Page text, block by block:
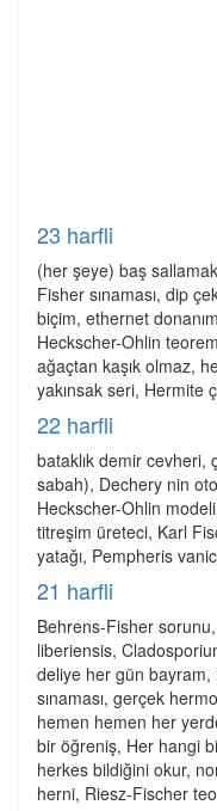
23 harfli
(her şeye) baş
Fisher sınaması, dip
biçim, ethernet
Heckscher-Ohlin
ağaçtan kaşık olmaz,
yakınsak seri, Hermite
22 harfli
bataklık demir cevheri,
sabah), Dechery nin
Heckscher-Ohlin
titreşim üreteci, Karl
yatağı, Pempheris
21 harfli
Behrens-Fisher
liberiensis,
deliye her gün bayram,
sınaması, gerçek
hemen hemen her
bir öğreniş, Her hangi
herkes bildiğini okur,
herni, Riesz-Fischer